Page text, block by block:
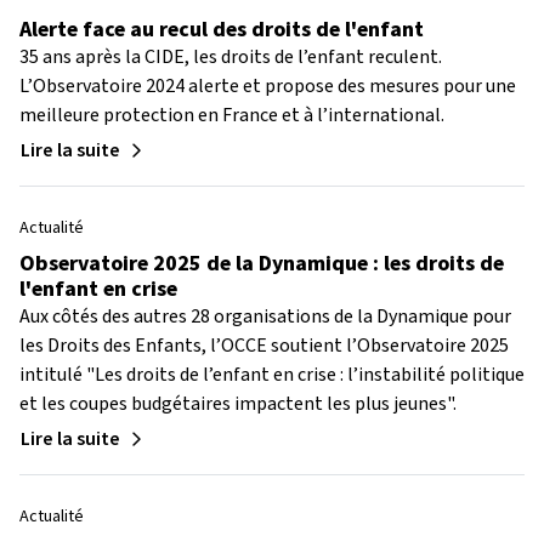
Alerte face au recul des droits de l'enfant
35 ans après la CIDE, les droits de l’enfant reculent.
L’Observatoire 2024 alerte et propose des mesures pour une
meilleure protection en France et à l’international.
Lire la suite
Actualité
Observatoire 2025 de la Dynamique : les droits de
l'enfant en crise
Aux côtés des autres 28 organisations de la Dynamique pour
les Droits des Enfants, l’OCCE soutient l’Observatoire 2025
intitulé "Les droits de l’enfant en crise : l’instabilité politique
et les coupes budgétaires impactent les plus jeunes".
Lire la suite
Actualité